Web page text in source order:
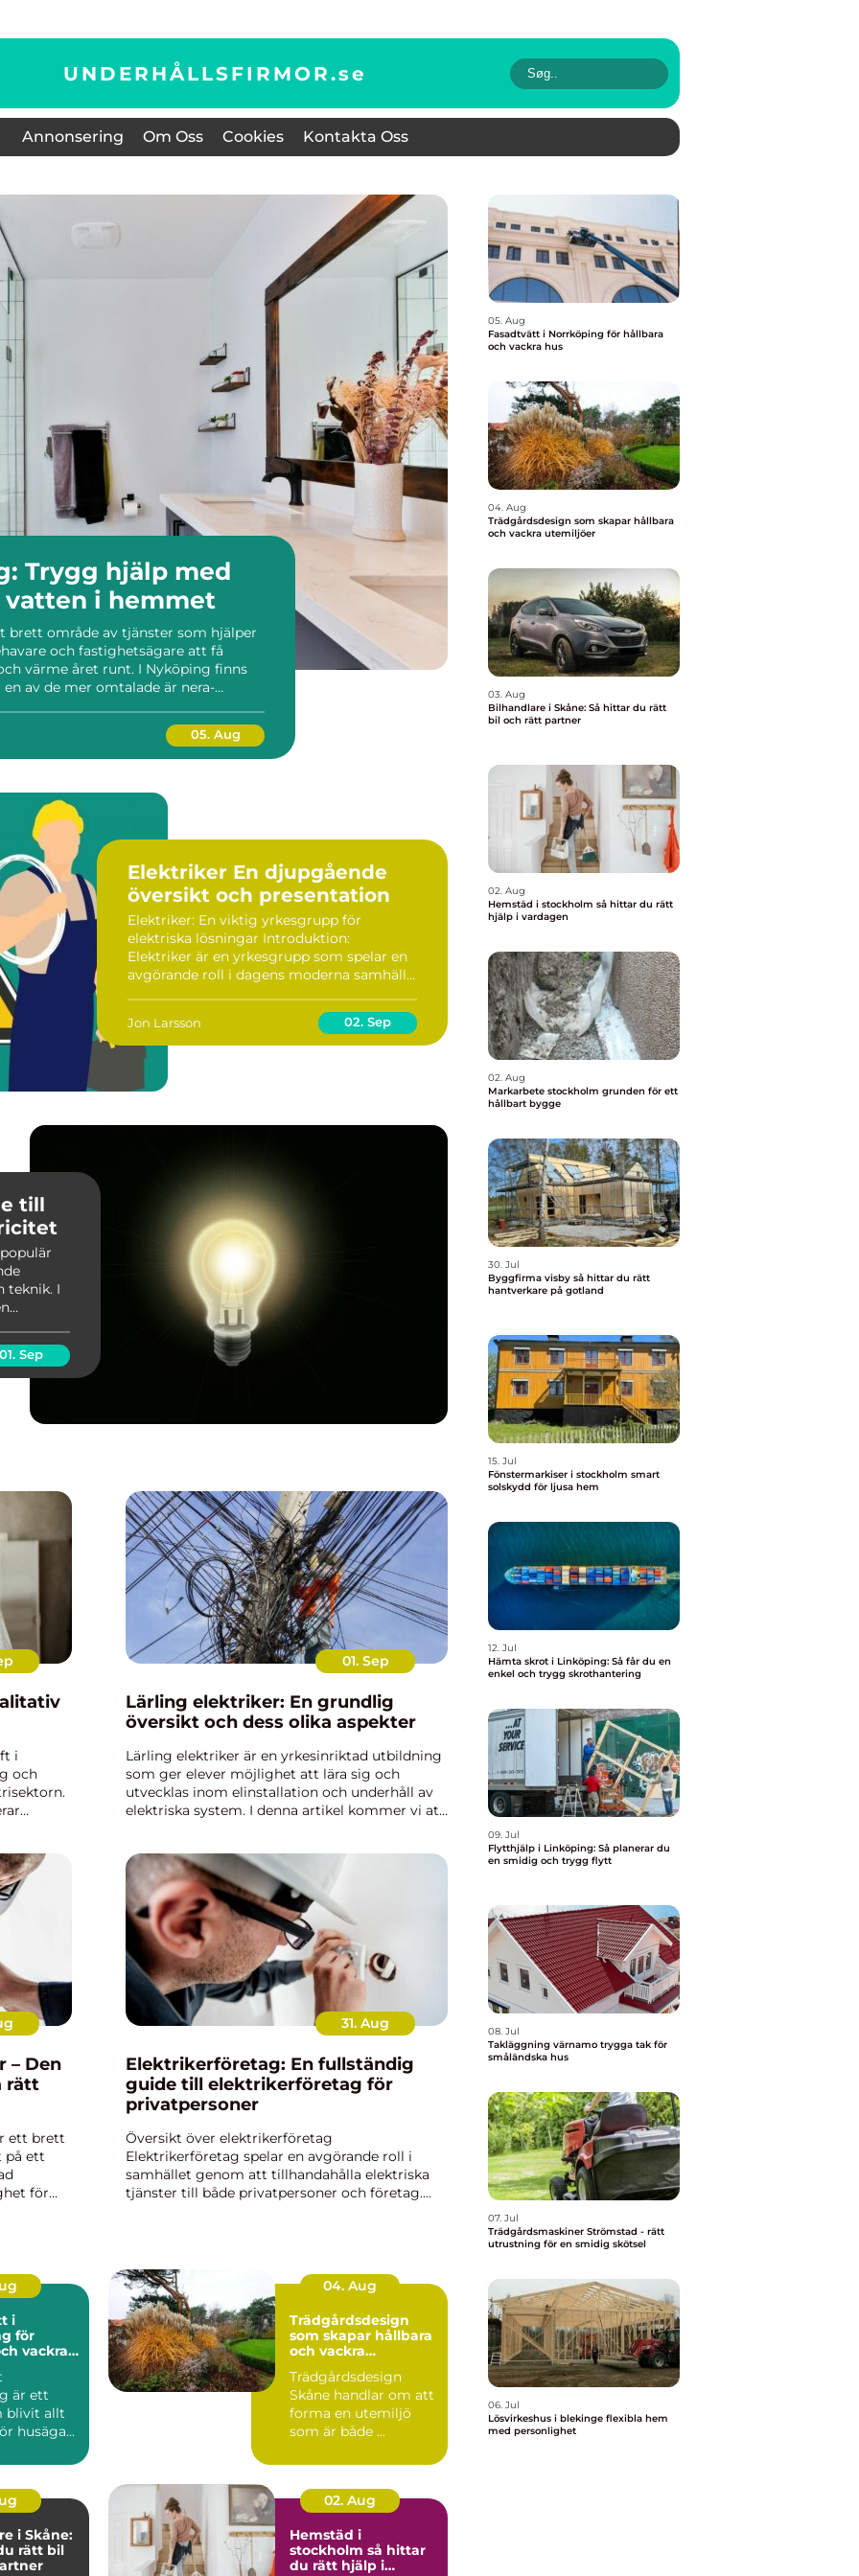
UNDERHÅLLSFIRMOR.se
Annonsering Om Oss Cookies Kontakta Oss
Trygg hjälp med
vatten i hemmet
brett område av tjänster som hjälper
och fastighetsägare att få
värme året runt. I Nyköping finns
av de mer omtalade är nera-
05. Aug
Elektriker En djupgående
översikt och presentation
Elektriker: En viktig yrkesgrupp för
elektriska lösningar Introduktion:
Elektriker är en yrkesgrupp som spelar en
avgörande roll i dagens moderna samhälle.
system och installationer är avgörande för
att säkers...
Jon Larsson 02. Sep
till
teknik. I
01. Sep
i
och
01. Sep
Lärling elektriker: En grundlig
översikt och dess olika aspekter
Lärling elektriker är en yrkesinriktad utbildning
som ger elever möjlighet att lära sig och
utvecklas inom elinstallation och underhåll av
elektriska system. I denna artikel kommer vi att
– Den
rätt
ett brett
på ett
för
31. Aug
Elektrikerföretag: En fullständig
guide till elektrikerföretag för
privatpersoner
Översikt över elektrikerföretag
Elektrikerföretag spelar en avgörande roll i
samhället genom att tillhandahålla elektriska
tjänster till både privatpersoner och företag.
i
för
vackra
är ett
blivit allt
husäga...
04. Aug
Trädgårdsdesign
som skapar hållbara
och vackra
Trädgårdsdesign
Skåne handlar om att
forma en utemiljö
som är både ...
i Skåne:
rätt bil
02. Aug
Hemstäd i
stockholm så hittar
du rätt hjälp i
05. Aug
Fasadtvätt i Norrköping för hållbara
och vackra hus
04. Aug
Trädgårdsdesign som skapar hållbara
och vackra utemiljöer
03. Aug
Bilhandlare i Skåne: Så hittar du rätt
bil och rätt partner
02. Aug
Hemstäd i stockholm så hittar du rätt
hjälp i vardagen
02. Aug
Markarbete stockholm grunden för ett
hållbart bygge
30. Jul
Byggfirma visby så hittar du rätt
hantverkare på gotland
15. Jul
Fönstermarkiser i stockholm smart
solskydd för ljusa hem
12. Jul
Hämta skrot i Linköping: Så får du en
enkel och trygg skrothantering
09. Jul
Flytthjälp i Linköping: Så planerar du
en smidig och trygg flytt
08. Jul
Takläggning värnamo trygga tak för
småländska hus
07. Jul
Trädgårdsmaskiner Strömstad - rätt
utrustning för en smidig skötsel
06. Jul
Lösvirkeshus i blekinge flexibla hem
med personlighet